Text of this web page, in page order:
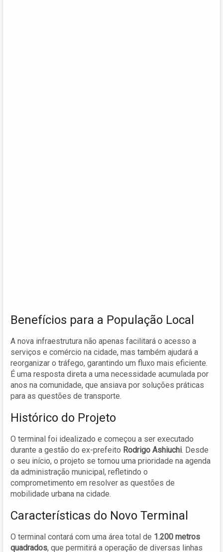
Benefícios para a População Local
A nova infraestrutura não apenas facilitará o acesso a
serviços e comércio na cidade, mas também ajudará a
reorganizar o tráfego, garantindo um fluxo mais eficiente.
É uma resposta direta a uma necessidade acumulada por
anos na comunidade, que ansiava por soluções práticas
para as questões de transporte.
Histórico do Projeto
O terminal foi idealizado e começou a ser executado
durante a gestão do ex-prefeito Rodrigo Ashiuchi. Desde
o seu início, o projeto se tornou uma prioridade na agenda
da administração municipal, refletindo o
comprometimento em resolver as questões de
mobilidade urbana na cidade.
Características do Novo Terminal
O terminal contará com uma área total de 1.200 metros
quadrados, que permitirá a operação de diversas linhas